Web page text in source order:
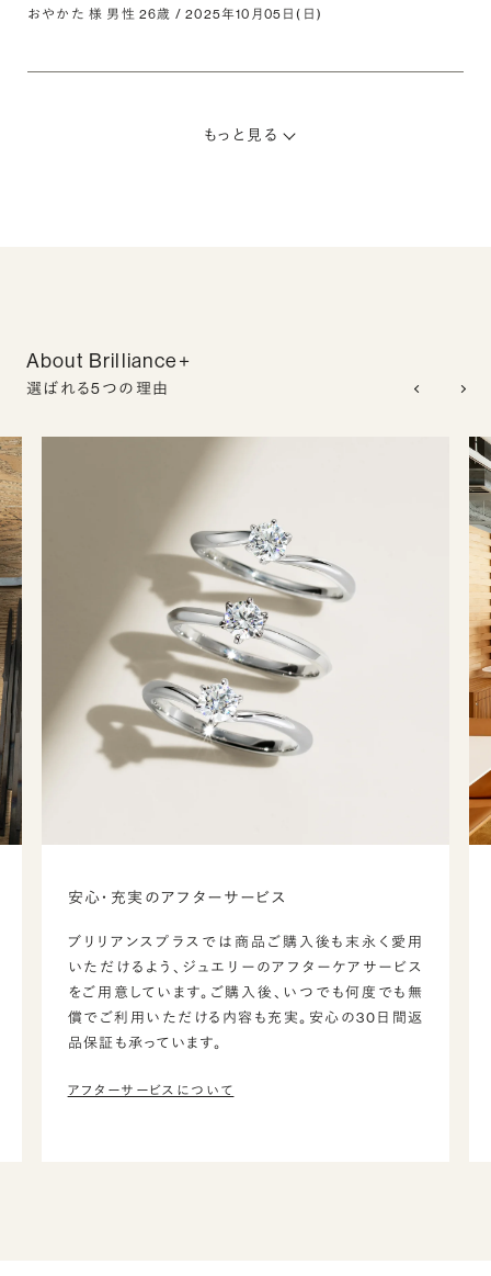
おやかた 様 男性 26歳 / 2025年10月05日(日)
もっと見る
About Brilliance+
選ばれる5つの理由
安心・充実のアフターサービス
ブリリアンスプラスでは商品ご購入後も末永く愛用
いただけるよう、ジュエリーのアフターケアサービス
をご用意しています。ご購入後、いつでも何度でも無
償でご利用いただける内容も充実。安心の30日間返
品保証も承っています。
アフターサービスについて